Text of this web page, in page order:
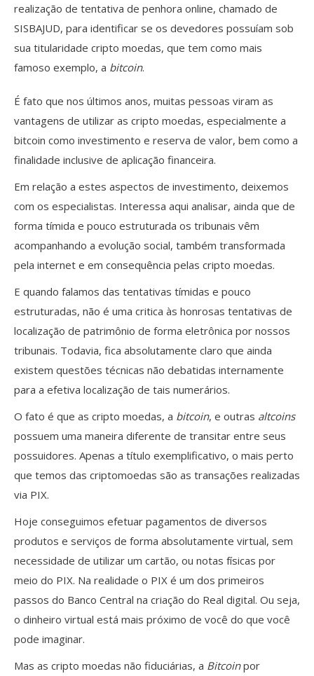
realização de tentativa de penhora online, chamado de
SISBAJUD, para identificar se os devedores possuíam sob
sua titularidade cripto moedas, que tem como mais
famoso exemplo, a bitcoin.
É fato que nos últimos anos, muitas pessoas viram as
vantagens de utilizar as cripto moedas, especialmente a
bitcoin como investimento e reserva de valor, bem como a
finalidade inclusive de aplicação financeira.
Em relação a estes aspectos de investimento, deixemos
com os especialistas. Interessa aqui analisar, ainda que de
forma tímida e pouco estruturada os tribunais vêm
acompanhando a evolução social, também transformada
pela internet e em consequência pelas cripto moedas.
E quando falamos das tentativas tímidas e pouco
estruturadas, não é uma critica às honrosas tentativas de
localização de patrimônio de forma eletrônica por nossos
tribunais. Todavia, fica absolutamente claro que ainda
existem questões técnicas não debatidas internamente
para a efetiva localização de tais numerários.
O fato é que as cripto moedas, a bitcoin, e outras altcoins
possuem uma maneira diferente de transitar entre seus
possuidores. Apenas a título exemplificativo, o mais perto
que temos das criptomoedas são as transações realizadas
via PIX.
Hoje conseguimos efetuar pagamentos de diversos
produtos e serviços de forma absolutamente virtual, sem
necessidade de utilizar um cartão, ou notas físicas por
meio do PIX. Na realidade o PIX é um dos primeiros
passos do Banco Central na criação do Real digital. Ou seja,
o dinheiro virtual está mais próximo de você do que você
pode imaginar.
Mas as cripto moedas não fiduciárias, a Bitcoinpor